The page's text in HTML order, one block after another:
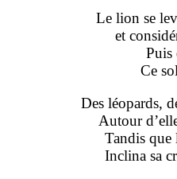
Le lion se
et
Puis
Ce
Des léopards,
Autour
Tandis
Inclina sa